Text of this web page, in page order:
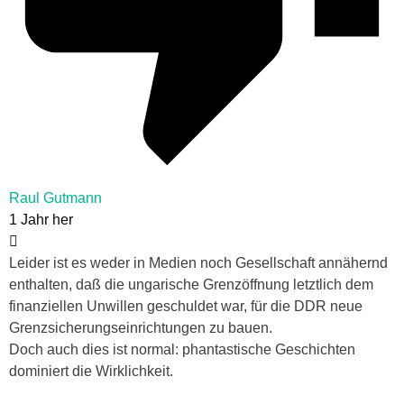
Raul Gutmann
1 Jahr her
Leider ist es weder in Medien noch Gesellschaft annähernd
enthalten, daß die ungarische Grenzöffnung letztlich dem
finanziellen Unwillen geschuldet war, für die DDR neue
Grenzsicherungseinrichtungen zu bauen.
Doch auch dies ist normal: phantastische Geschichten
dominiert die Wirklichkeit.